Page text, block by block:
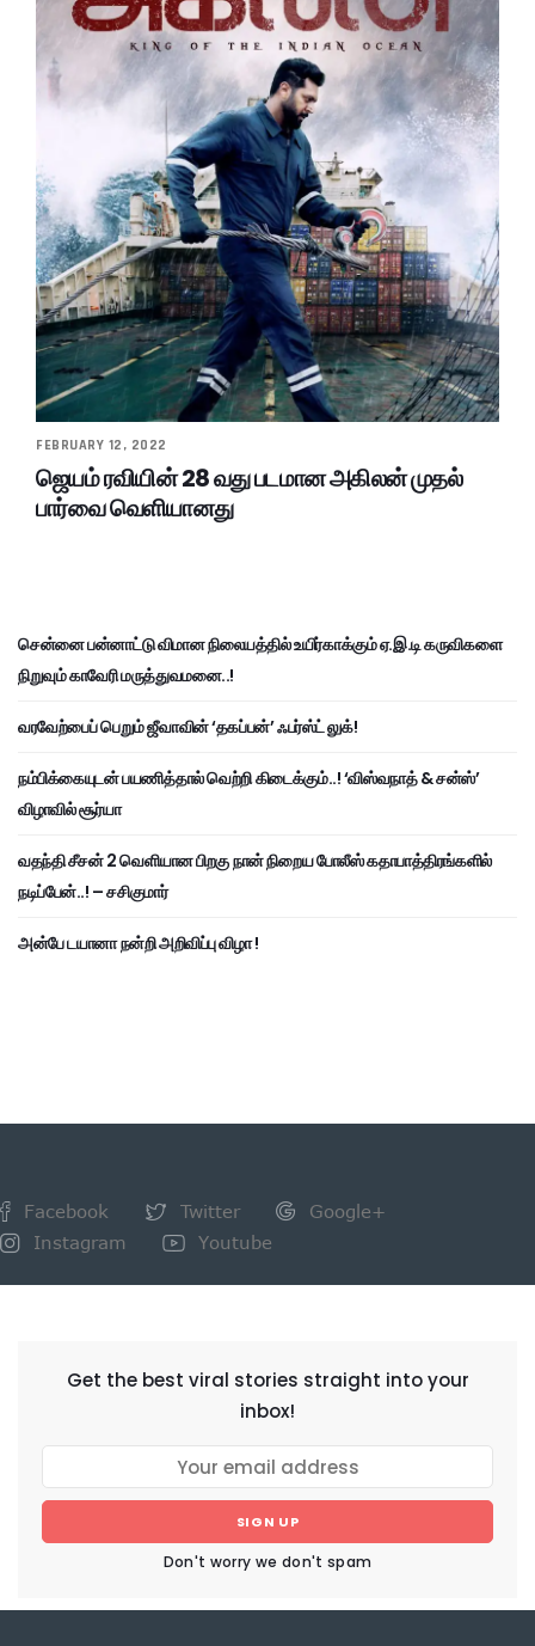
FEBRUARY 12, 2022
ஜெயம் ரவியின் 28 வது படமான அகிலன் முதல்
பார்வை வெளியானது
சென்னை பன்னாட்டு விமான நிலையத்தில் உயிர்காக்கும் ஏ.இ.டி கருவிகளை
நிறுவும் காவேரி மருத்துவமனை..!
வரவேற்பைப் பெறும் ஜீவாவின் ‘தகப்பன்’ ஃபர்ஸ்ட் லுக்!
நம்பிக்கையுடன் பயணித்தால் வெற்றி கிடைக்கும்..! ‘விஸ்வநாத் & சன்ஸ்’
விழாவில் சூர்யா
வதந்தி சீசன் 2 வெளியான பிறகு நான் நிறைய போலீஸ் கதாபாத்திரங்களில்
நடிப்பேன்..! – சசிகுமார்
அன்பே டயானா நன்றி அறிவிப்பு விழா !
Facebook Twitter
Google+
Instagram
Youtube
Get the best viral stories straight into your
inbox!
SIGN UP
Don't worry we don't spam